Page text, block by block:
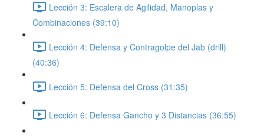
Lección 3: Escalera de Agilidad, Manoplas y
Combinaciones (39:10)
Lección 4: Defensa y Contragolpe del Jab (drill)
(40:36)
Lección 5: Defensa del Cross (31:35)
Lección 6: Defensa Gancho y 3 Distancias (36:55)